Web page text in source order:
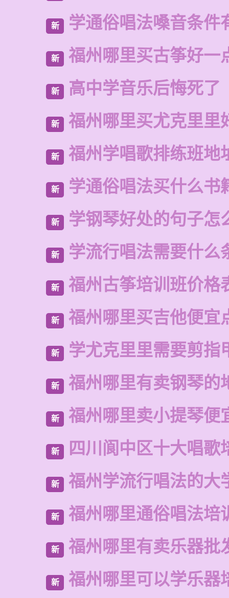
新 学通俗唱法嗓音条件
新 福州哪里买古筝好一
新 高中学音乐后悔死了
新 福州哪里买尤克里里
新 福州学唱歌排练班地
新 学通俗唱法买什么书
新 学钢琴好处的句子怎
新 学流行唱法需要什么
新 福州古筝培训班价格
新 福州哪里买吉他便宜
新 学尤克里里需要剪指
新 福州哪里有卖钢琴的
新 福州哪里卖小提琴便
新 四川阆中区十大唱歌
新 福州学流行唱法的大
新 福州哪里通俗唱法培
新 福州哪里有卖乐器批
新 福州哪里可以学乐器